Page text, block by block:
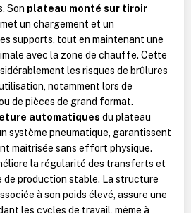
Son plateau monté sur tiroir
un chargement et un
supports, tout en maintenant une
avec la zone de chauffe. Cette
les risques de brûlures
notamment lors de
de pièces de grand format.
automatiques du plateau
système pneumatique, garantissent
maîtrisée sans effort physique.
la régularité des transferts et
de production stable. La structure
à son poids élevé, assure une
les cycles de travail, même à